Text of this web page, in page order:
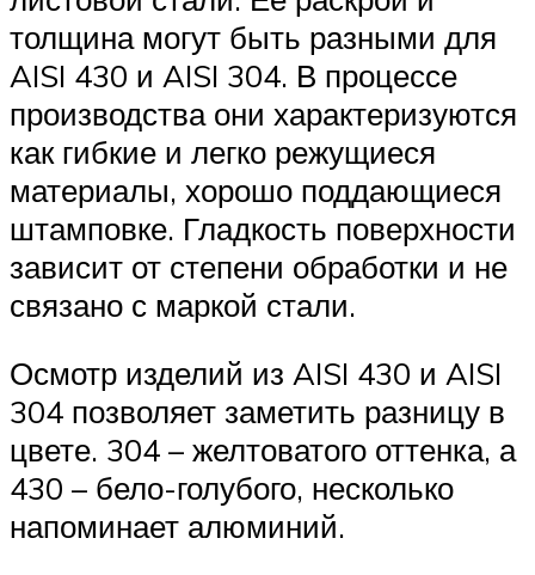
толщина могут быть разными для
AISI 430 и AISI 304. В процессе
производства они характеризуются
как гибкие и легко режущиеся
материалы, хорошо поддающиеся
штамповке. Гладкость поверхности
зависит от степени обработки и не
связано с маркой стали.
Осмотр изделий из AISI 430 и AISI
304 позволяет заметить разницу в
цвете. 304 – желтоватого оттенка, а
430 – бело-голубого, несколько
напоминает алюминий.